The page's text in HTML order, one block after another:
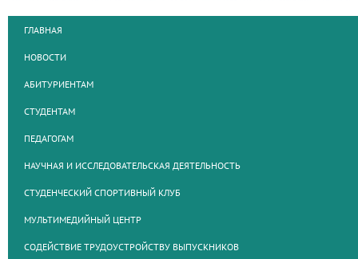
ГЛАВНАЯ
НОВОСТИ
АБИТУРИЕНТАМ
СТУДЕНТАМ
ПЕДАГОГАМ
НАУЧНАЯ И ИССЛЕДОВАТЕЛЬСКАЯ ДЕЯТЕЛЬНОСТЬ
СТУДЕНЧЕСКИЙ СПОРТИВНЫЙ КЛУБ
МУЛЬТИМЕДИЙНЫЙ ЦЕНТР
СОДЕЙСТВИЕ ТРУДОУСТРОЙСТВУ ВЫПУСКНИКОВ